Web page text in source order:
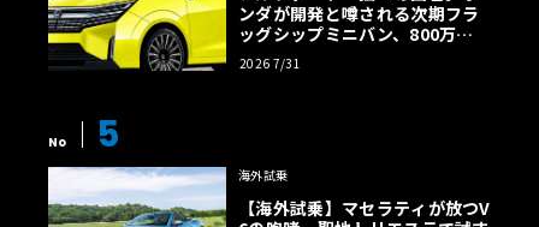
ンダが開発と噂される次期フラ
ッグシップミニバン、800万円
超の勝算【予想CG】
2026 7/31
No 5
海外試乗
【海外試乗】マセラティが放つV